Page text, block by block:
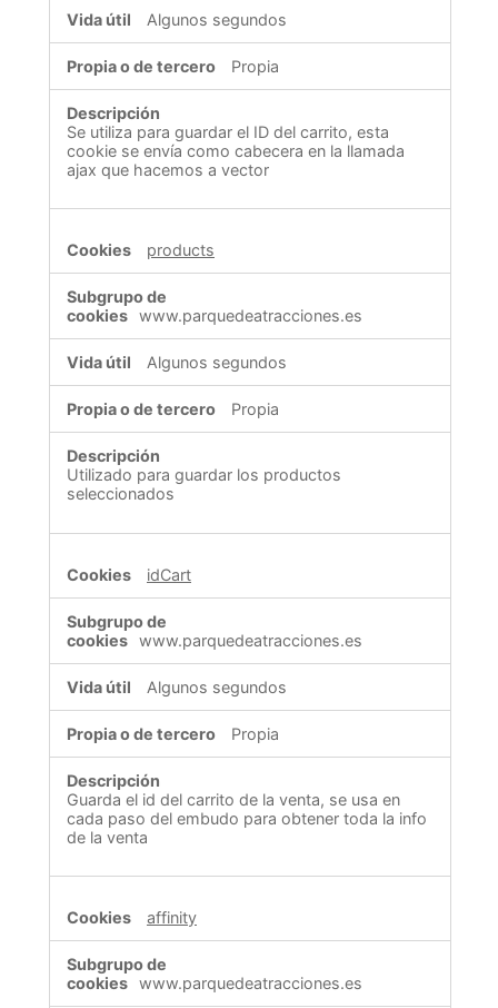
Algunos segundos
Propia
Se utiliza para guardar el ID del carrito, esta
cookie se envía como cabecera en la llamada
ajax que hacemos a vector
products
www.parquedeatracciones.es
Algunos segundos
Propia
Utilizado para guardar los productos
seleccionados
idCart
www.parquedeatracciones.es
Algunos segundos
Propia
Guarda el id del carrito de la venta, se usa en
cada paso del embudo para obtener toda la info
de la venta
affinity
www.parquedeatracciones.es